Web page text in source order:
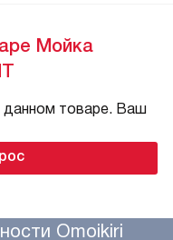
Мойка
данном товаре. Ваш
Omoikiri